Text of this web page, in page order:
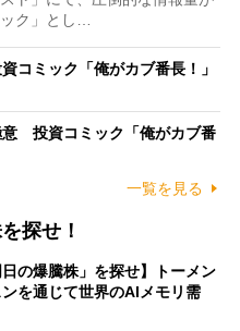
ク」とし…
コミック「俺がカブ番長！」
意 投資コミック「俺がカブ番
一覧を見る
探せ！
日の爆騰株」を探せ】トーメン
を通じて世界のAIメモリ需